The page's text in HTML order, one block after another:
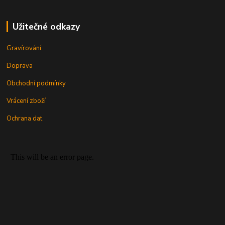
Užitečné odkazy
Gravírování
Doprava
Obchodní podmínky
Vrácení zboží
Ochrana dat